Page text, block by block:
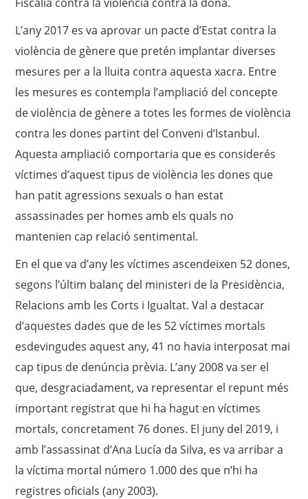
L’any 2017 es va aprovar un pacte d’Estat contra la
violència de gènere que pretén implantar diverses
mesures per a la lluita contra aquesta xacra. Entre
les mesures es contempla l’ampliació del concepte
de violència de gènere a totes les formes de violència
contra les dones partint del Conveni d’Istanbul.
Aquesta ampliació comportaria que es considerés
víctimes d’aquest tipus de violència les dones que
han patit agressions sexuals o han estat
assassinades per homes amb els quals no
mantenien cap relació sentimental.
En el que va d’any les víctimes ascendeixen 52 dones,
segons l’últim balanç del ministeri de la Presidència,
Relacions amb les Corts i Igualtat. Val a destacar
d’aquestes dades que de les 52 víctimes mortals
esdevingudes aquest any, 41 no havia interposat mai
cap tipus de denúncia prèvia. L’any 2008 va ser el
que, desgraciadament, va representar el repunt més
important registrat que hi ha hagut en víctimes
mortals, concretament 76 dones. El juny del 2019, i
amb l’assassinat d’Ana Lucía da Silva, es va arribar a
la víctima mortal número 1.000 des que n’hi ha
registres oficials (any 2003).